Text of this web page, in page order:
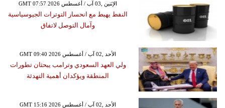
GMT 07:57 2026 الإثنين ,03 آب / أغسطس
النفط يهبط مع انحسار التوترات الجيوسياسية
وآمال التوصل لاتفاق
GMT 09:40 2026 الأحد ,02 آب / أغسطس
ولي العهد السعودي وترامب يبحثان تطورات
المنطقة ويؤكدان أهمية التهدئة
GMT 15:16 2026 الأحد ,02 آب / أغسطس